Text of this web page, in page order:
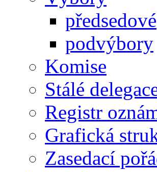
předsedové
podvýbory
Komise
Stálé
Registr
Grafická
Zasedací